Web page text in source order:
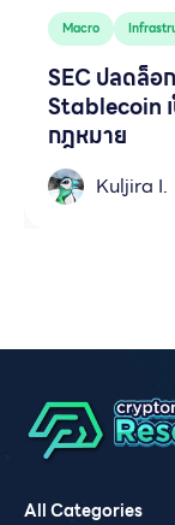
Macro
SEC ปลดล็อ
Stablecoin
กฎหมาย
Kuljira I.
All Categories